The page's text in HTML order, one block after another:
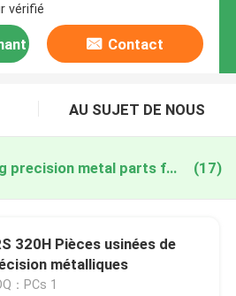
vérifié
Contact
AU SUJET DE NOUS
chromium plating precision metal parts fabrication en ligne (17)
320H Pièces usinées de
métalliques
：PCs 1